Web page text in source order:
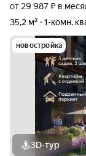
от 29 987 ₽ в
35,2 м²
1-комн.
новостройка
3D-тур